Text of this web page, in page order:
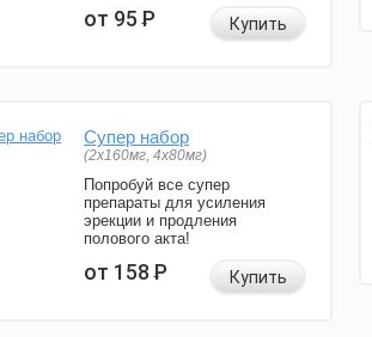
от 95Р Купить
Супер набор
(2х160мг, 4х80мг)
Попробуй все супер
препараты для усиления
эрекции и продления
полового акта!
от 158Р Купить